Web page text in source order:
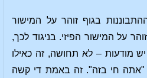
בגוף זוהר על המישור
על המישור הפיזי. בניגוד לכך,
מודעות – לא תחושה, זה כאילו
חי בזה". זה באמת די קשה